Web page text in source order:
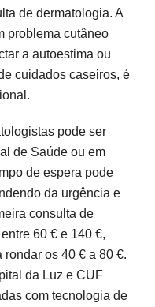
de dermatologia. A
problema cutâneo
a autoestima ou
cuidados caseiros, é
pode ser
de Saúde ou em
de espera pode
da urgência e
consulta de
60 € e 140 €,
os 40 € a 80 €.
da Luz e CUF
com tecnologia de